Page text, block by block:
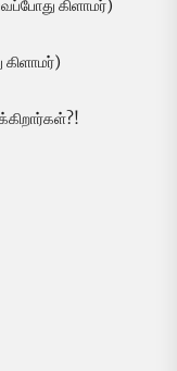
கிளாமர்)
கிளாமர்)